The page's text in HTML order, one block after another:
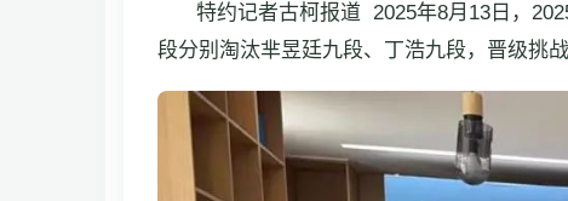
特约记者古柯报道 2025年8月13日，
段分别淘汰芈昱廷九段、丁浩九段，晋级挑